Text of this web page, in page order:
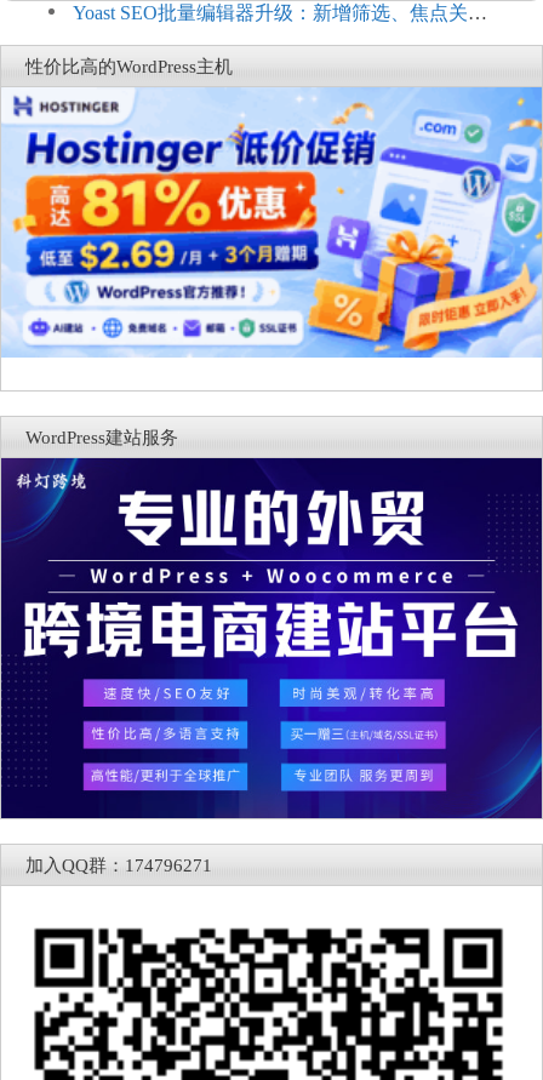
商能力
复，仅建议在测试环境体验
Yoast SEO批量编辑器升级：新增筛选、焦点关键
词与AI元数据草稿
性价比高的WordPress主机
WordPress建站服务
加入QQ群：174796271